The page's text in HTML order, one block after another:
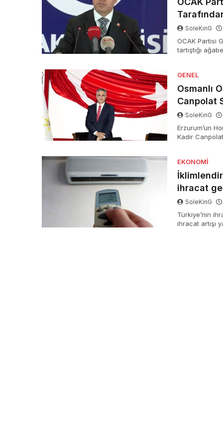
SoleKinG
OCAK Partisi
tartıştığı
GENEL
Osmanlı
Canpolat
SoleKinG
Erzurum’un
Kadir
EKONOMI
ihracat
SoleKinG
Türkiye’nin
ihracat artışı